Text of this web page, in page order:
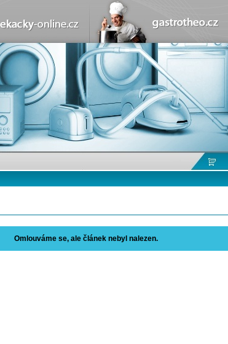
Omlouváme se, ale článek nebyl nalezen.